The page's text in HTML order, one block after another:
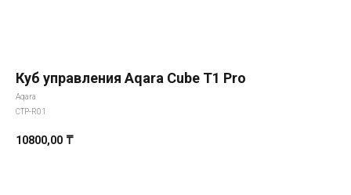
Куб управления Aqara Cube T1 Pro
Aqara
CTP-R01
10800,00 ₸